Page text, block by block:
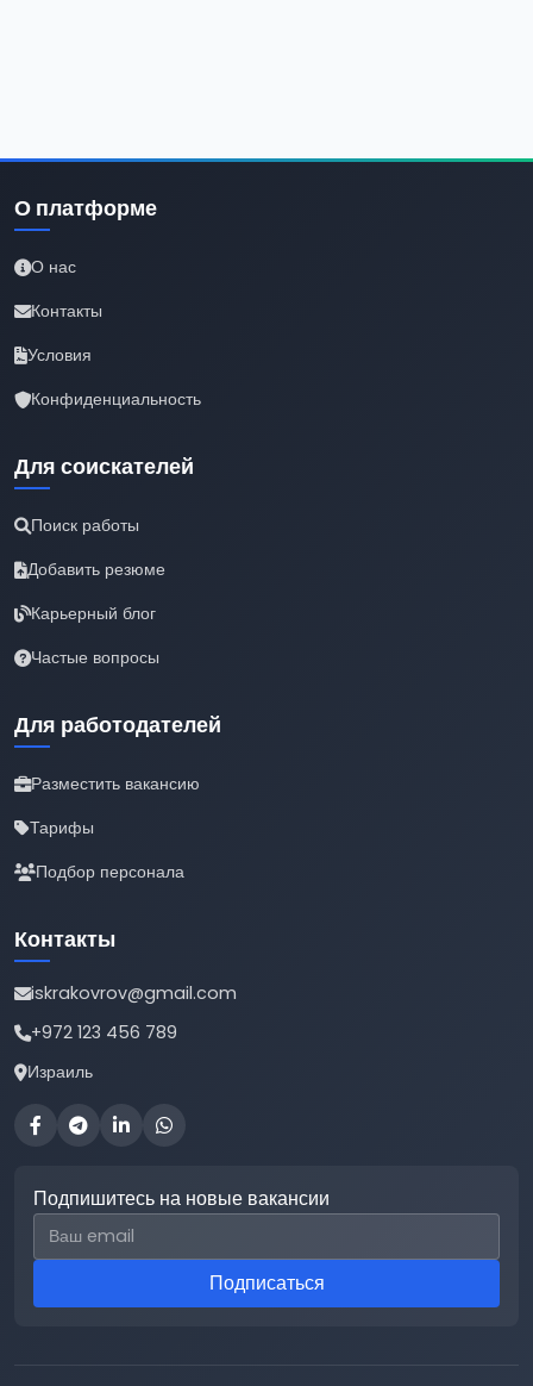
О платформе
О нас
Контакты
Условия
Конфиденциальность
Для соискателей
Поиск работы
Добавить резюме
Карьерный блог
Частые вопросы
Для работодателей
Разместить вакансию
Тарифы
Подбор персонала
Контакты
iskrakovrov@gmail.com
+972 123 456 789
Израиль
Подпишитесь на новые вакансии
Email для подписки
Подписаться